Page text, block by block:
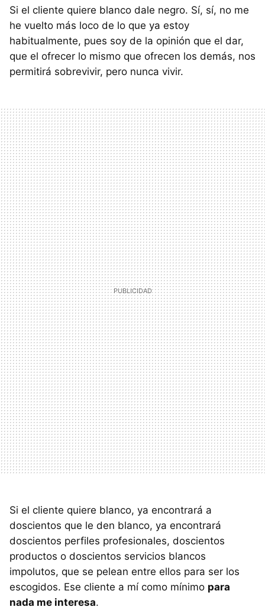
Si el cliente quiere blanco dale negro. Sí, sí, no me
he vuelto más loco de lo que ya estoy
habitualmente, pues soy de la opinión que el dar,
que el ofrecer lo mismo que ofrecen los demás, nos
permitirá sobrevivir, pero nunca vivir.
Si el cliente quiere blanco, ya encontrará a
doscientos que le den blanco, ya encontrará
doscientos perfiles profesionales, doscientos
productos o doscientos servicios blancos
impolutos, que se pelean entre ellos para ser los
escogidos. Ese cliente a mí como mínimo para
nada me interesa.